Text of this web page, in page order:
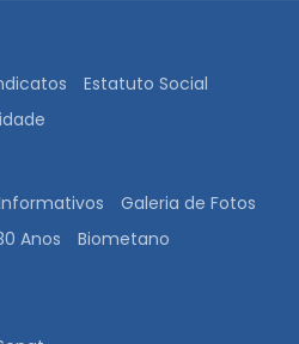
Estatuto Social
Galeria de Fotos
Anos
Biometano